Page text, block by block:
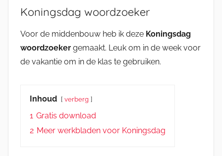
Koningsdag woordzoeker
Voor de middenbouw heb ik deze Koningsdag
woordzoeker gemaakt. Leuk om in de week voor
de vakantie om in de klas te gebruiken.
Inhoud verberg
1 Gratis download
2 Meer werkbladen voor Koningsdag